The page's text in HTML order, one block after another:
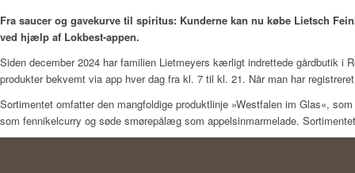
Fra saucer og gavekurve til spiritus: Kunderne kan nu købe Lietsch
ved hjælp af Lokbest-appen.
Siden december 2024 har familien Lietmeyers kærligt indrettede gårdbutik i
produkter bekvemt via app hver dag fra kl. 7 til kl. 21. Når man har
Sortimentet omfatter den mangfoldige produktlinje »Westfalen im Glas«,
som fennikelcurry og søde smørepålæg som appelsinmarmelade.